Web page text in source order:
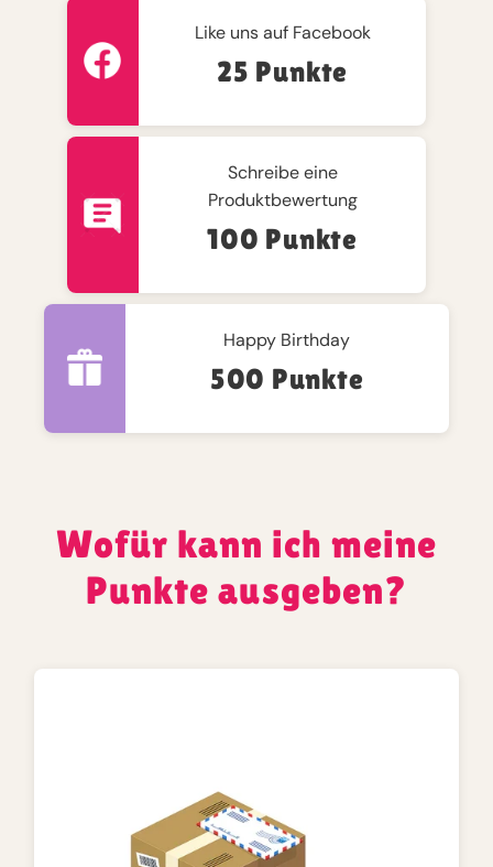
Like uns auf Facebook
25 Punkte
Schreibe eine
Produktbewertung
100 Punkte
Happy Birthday
500 Punkte
Wofür kann ich meine
Punkte ausgeben?